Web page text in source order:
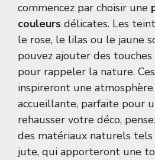
commencez par choisir une
couleurs délicates. Les
le rose, le lilas ou le jaune
pouvez ajouter des
pour rappeler la nature.
inspireront une
accueillante, parfaite pour
rehausser votre déco,
des matériaux naturels
jute, qui apporteront une